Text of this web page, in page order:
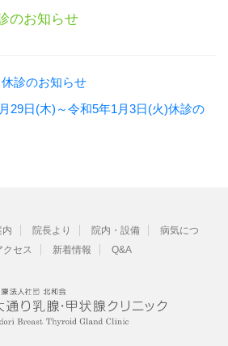
のお知らせ
診のお知らせ
29日(木)～令和5年1月3日(火)休診の
内 院長より 院内・設備
病気につ
クセス 新着情報 Q&A